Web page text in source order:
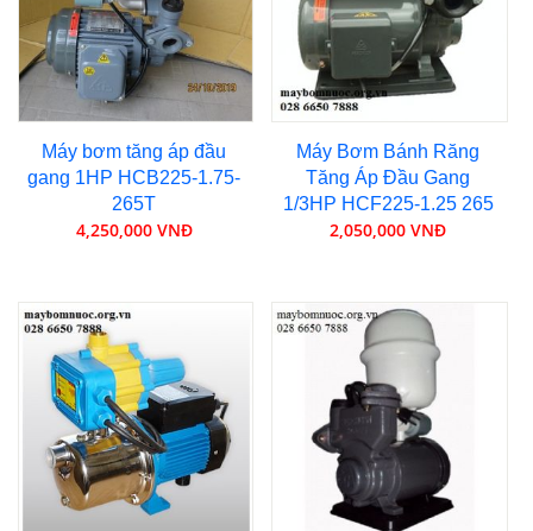
Máy bơm tăng áp đầu
gang 1HP HCB225-1.75-
265T
4,250,000 VNĐ
Máy Bơm Bánh Răng
Tăng Áp Đầu Gang
1/3HP HCF225-1.25 265
2,050,000 VNĐ